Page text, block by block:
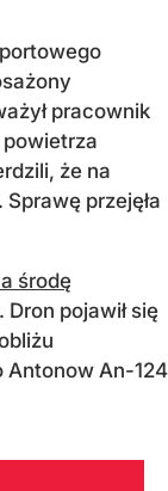
pracownik
powietrza
że na
przejęła
środę
pojawił się
Antonow An-124